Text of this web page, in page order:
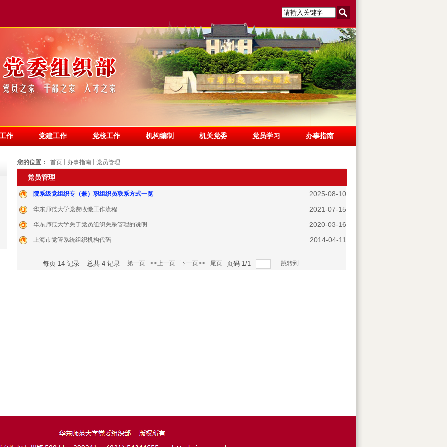
作 党建工作 党校工作 机构编制 机关党委 党员学习 办事指南
您的位置： 首页 办事指南 党员管理
党员管理
院系级党组织专（兼）职组织员联系方式一览 2025-08-10
华东师范大学党费收缴工作流程 2021-07-15
华东师范大学关于党员组织关系管理的说明 2020-03-16
上海市党管系统组织机构代码 2014-04-11
每页 14 记录 总共 4 记录 第一页 <<上一页 下一页>> 尾页 页码 1/1 跳转到